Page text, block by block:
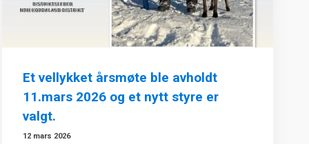
Et vellykket årsmøte ble avholdt
11.mars 2026 og et nytt styre er
valgt.
12 mars 2026